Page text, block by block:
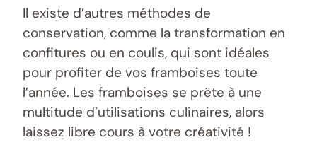
Il existe d’autres méthodes de
conservation, comme la transformation en
confitures ou en coulis, qui sont idéales
pour profiter de vos framboises toute
l’année. Les framboises se prête à une
multitude d’utilisations culinaires, alors
laissez libre cours à votre créativité !